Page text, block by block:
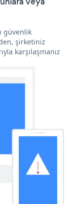
güvenlik
şirketiniz
karşılaşmanız